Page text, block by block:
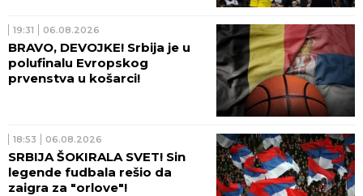
19:31 06.08.2026
BRAVO, DEVOJKE! Srbija je u
polufinalu Evropskog
prvenstva u košarci!
18:53 06.08.2026
SRBIJA ŠOKIRALA SVET! Sin
legende fudbala rešio da
zaigra za "orlove"!